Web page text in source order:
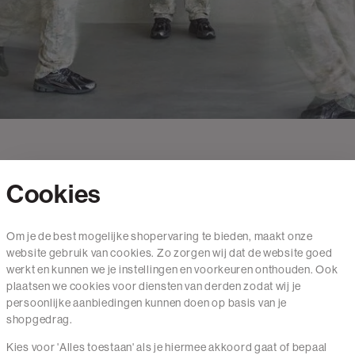
Mail ons
020 - 3412 650
Van maandag t/m vrijdag van 8.30 uur tot 18.00 uur.
Cookies
Om je de best mogelijke shopervaring te bieden, maakt onze
website gebruik van cookies. Zo zorgen wij dat de website goed
werkt en kunnen we je instellingen en voorkeuren onthouden. Ook
plaatsen we cookies voor diensten van derden zodat wij je
persoonlijke aanbiedingen kunnen doen op basis van je
shopgedrag.
Kies voor 'Alles toestaan' als je hiermee akkoord gaat of bepaal